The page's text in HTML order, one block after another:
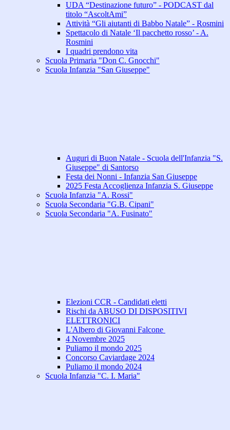
UDA “Destinazione futuro” - PODCAST dal
titolo “AscoltAmi”
Attività “Gli aiutanti di Babbo Natale” - Rosmini
Spettacolo di Natale ‘Il pacchetto rosso’ - A.
Rosmini
I quadri prendono vita
Scuola Primaria "Don C. Gnocchi"
Scuola Infanzia "San Giuseppe"
Auguri di Buon Natale - Scuola dell'Infanzia "S.
Giuseppe" di Santorso
Festa dei Nonni - Infanzia San Giuseppe
2025 Festa Accoglienza Infanzia S. Giuseppe
Scuola Infanzia "A. Rossi"
Scuola Secondaria "G.B. Cipani"
Scuola Secondaria "A. Fusinato"
Elezioni CCR - Candidati eletti
Rischi da ABUSO DI DISPOSITIVI
ELETTRONICI
L'Albero di Giovanni Falcone
4 Novembre 2025
Puliamo il mondo 2025
Concorso Caviardage 2024
Puliamo il mondo 2024
Scuola Infanzia "C. I. Maria"